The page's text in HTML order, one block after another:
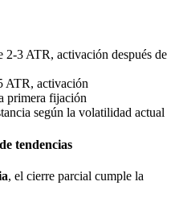
2-3 ATR, activación después de
ATR, activación
primera fijación
según la volatilidad actual
tendencias
, el cierre parcial cumple la